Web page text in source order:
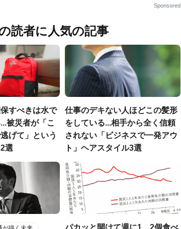
Sponsored
読者に人気の記事
すべきは水で
被災者が「こ
げて」という
選
仕事のデキない人ほどこの髪形
をしている...相手から全く信頼
されない「ビジネスで一発アウ
ト」ヘアスタイル3選
パカッと開けて週に1、2個食べ